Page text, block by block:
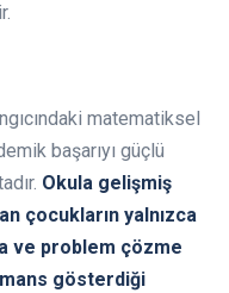
matematiksel
başarıyı güçlü
Okula gelişmiş
çocukların yalnızca
ve problem çözme
gösterdiği